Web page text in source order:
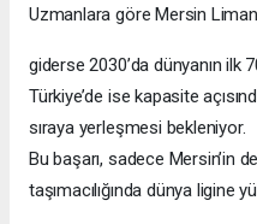
Uzmanlara göre Mersin
giderse 2030’da dünyanın ilk
Türkiye’de ise kapasite
sıraya yerleşmesi bekleniyor.
Bu başarı, sadece Mersin’in
taşımacılığında dünya ligine